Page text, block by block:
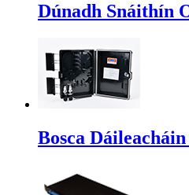
Dúnadh Snáithín
Bosca